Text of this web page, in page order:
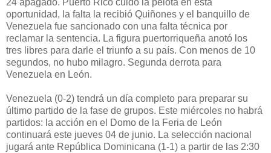
24 apagado. Puerto Rico cuidó la pelota en esta
oportunidad, la falta la recibió Quiñones y el banquillo de
Venezuela fue sancionado con una falta técnica por
reclamar la sentencia. La figura puertorriqueña anotó los
tres libres para darle el triunfo a su país. Con menos de 10
segundos, no hubo milagro. Segunda derrota para
Venezuela en León.
Venezuela (0-2) tendrá un día completo para preparar su
último partido de la fase de grupos. Este miércoles no habrá
partidos: la acción en el Domo de la Feria de León
continuará este jueves 04 de junio. La selección nacional
jugará ante República Dominicana (1-1) a partir de las 2:30